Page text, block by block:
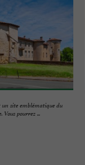
un site emblématique du
pourrez ...